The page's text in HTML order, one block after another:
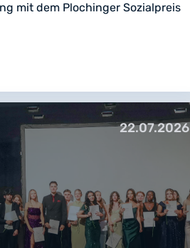
mit dem Plochinger Sozialpreis
22.07.2026